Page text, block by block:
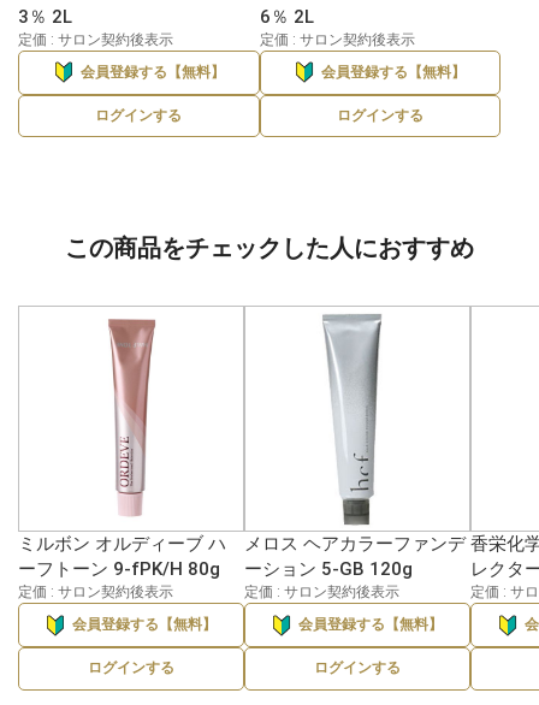
3％ 2L
定価 : サロン契約後表示
会員登録する【無料】
ログインする
6％ 2L
定価 : サロン契約後表示
会員登録する【無料】
ログインする
この商品をチェックした人におすすめ
ミルボン オルディーブ ハ
ーフトーン 9-fPK/H 80g
定価 : サロン契約後表示
会員登録する【無料】
ログインする
メロス ヘアカラーファンデ
ーション 5-GB 120g
定価 : サロン契約後表示
会員登録する【無料】
ログインする
香栄化
レクタ
定価 : サ